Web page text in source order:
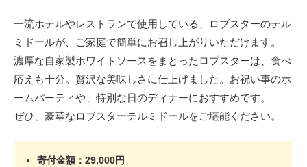
一流ホテルやレストランで使用している、ロブスターのテル
ミドールが、ご家庭で簡単にお召し上がりいただけます。
濃厚な自家製ホワイトソースをまとったロブスターは、食べ
応えも十分。贅沢な美味しさに仕上げました。お祝い事のホ
ームパーティや、特別な日のディナーにおすすめです。
ぜひ、豪華なロブスターテルミドールをご堪能ください。
寄付金額：29,000円